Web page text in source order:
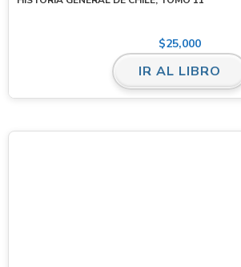
$25,000
IR AL LIBRO